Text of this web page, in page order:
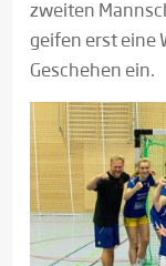
zweiten
geifen erst eine
Geschehen ein.